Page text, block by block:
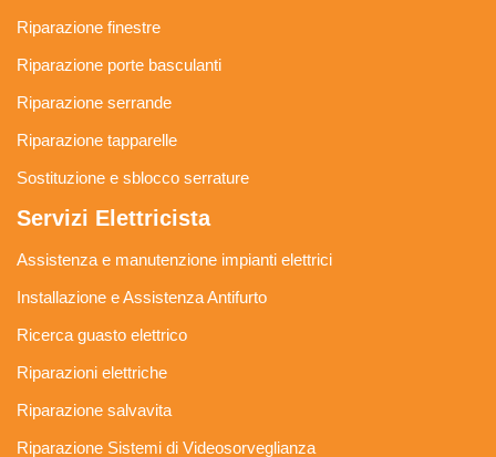
Riparazione finestre
Riparazione porte basculanti
Riparazione serrande
Riparazione tapparelle
Sostituzione e sblocco serrature
Servizi Elettricista
Assistenza e manutenzione impianti elettrici
Installazione e Assistenza Antifurto
Ricerca guasto elettrico
Riparazioni elettriche
Riparazione salvavita
Riparazione Sistemi di Videosorveglianza